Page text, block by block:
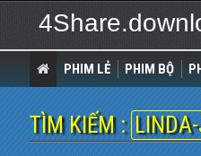
PHIM LẺ PHIM BỘ
TÌM KIẾM :